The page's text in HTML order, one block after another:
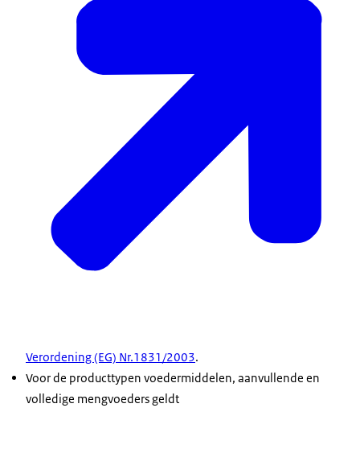
Verordening (EG) Nr.1831/2003.
Voor de producttypen voedermiddelen, aanvullende en
volledige mengvoeders geldt